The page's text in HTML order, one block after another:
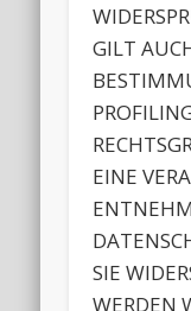
GILT
EINE
SIE
WERDEN